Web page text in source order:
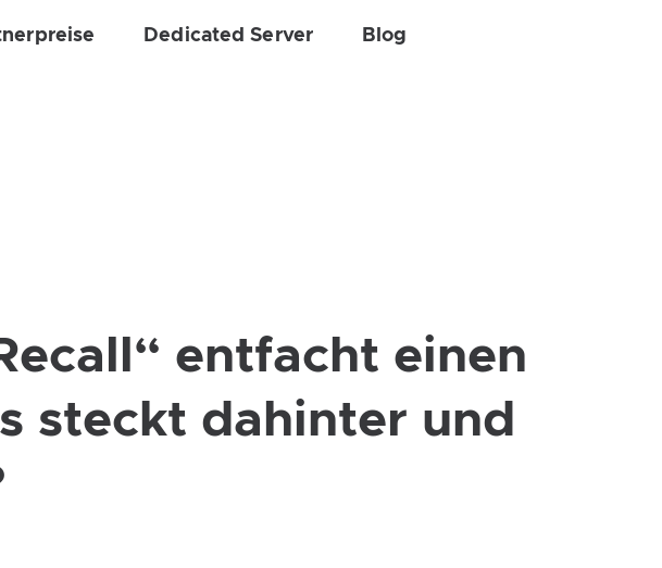
Dedicated Server Blog
entfacht einen
steckt dahinter und